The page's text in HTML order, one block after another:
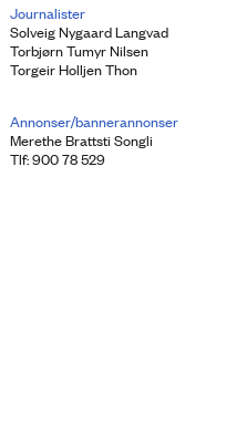
Journalister
Solveig Nygaard Langvad
Torbjørn Tumyr Nilsen
Torgeir Holljen Thon
Annonser/bannerannonser
Merethe Brattsti Songli
Tlf: 900 78 529